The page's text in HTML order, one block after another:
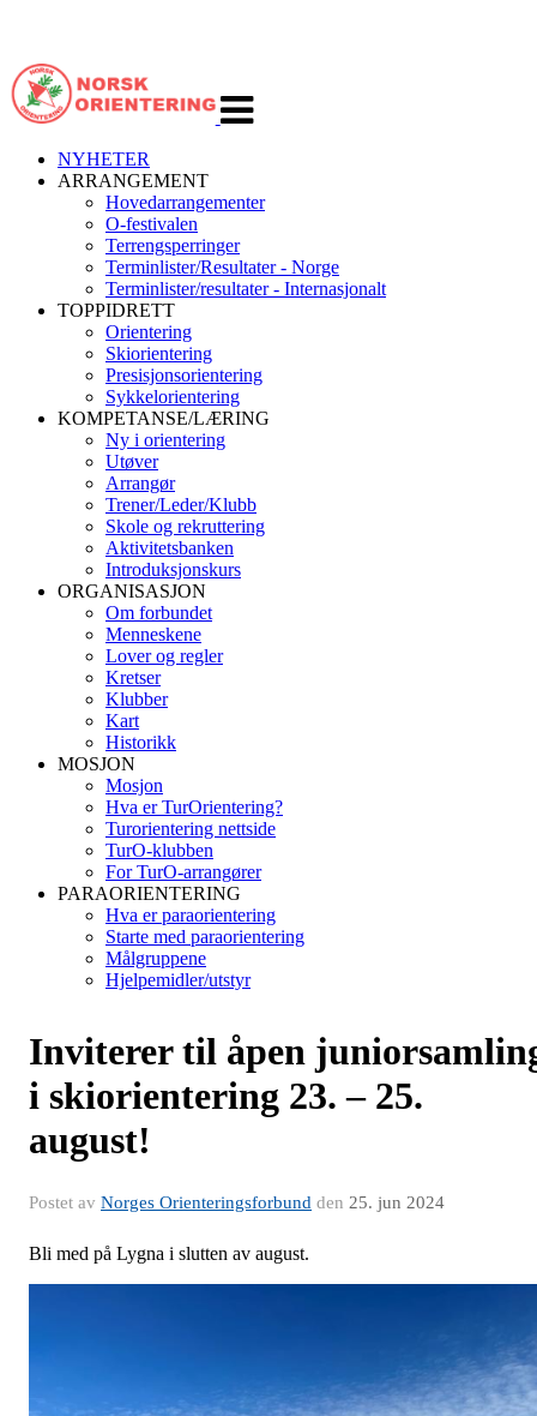
navigasjon
NYHETER
ARRANGEMENT
Hovedarrangementer
O-festivalen
Terrengsperringer
Terminlister/Resultater - Norge
Terminlister/resultater - Internasjonalt
TOPPIDRETT
Orientering
Skiorientering
Presisjonsorientering
Sykkelorientering
KOMPETANSE/LÆRING
Ny i orientering
Utøver
Arrangør
Trener/Leder/Klubb
Skole og rekruttering
Aktivitetsbanken
Introduksjonskurs
ORGANISASJON
Om forbundet
Menneskene
Lover og regler
Kretser
Klubber
Kart
Historikk
MOSJON
Mosjon
Hva er TurOrientering?
Turorientering nettside
TurO-klubben
For TurO-arrangører
PARAORIENTERING
Hva er paraorientering
Starte med paraorientering
Målgruppene
Hjelpemidler/utstyr
Inviterer til åpen
i skiorientering 23. – 25.
august!
Postet av Norges Orienteringsforbund den 25. jun 2024
Bli med på Lygna i slutten av august.